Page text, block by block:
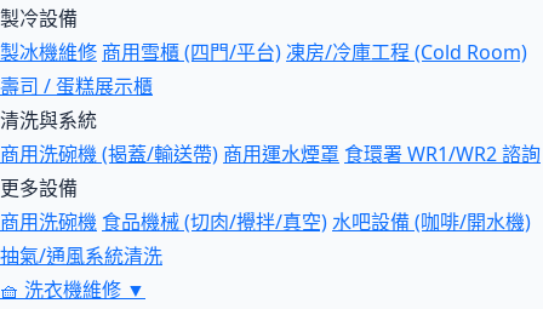
製冷設備
製冰機維修 商用雪櫃 (四門/平台)凍房/冷庫工程 (Cold Room)
壽司 / 蛋糕展示櫃
清洗與系統
商用洗碗機 (揭蓋/輸送帶) 商用運水煙罩 食環署 WR1/WR2 諮詢
更多設備
商用洗碗機 食品機械 (切肉/攪拌/真空)水吧設備 (咖啡/開水機)
抽氣/通風系統清洗
🧺 洗衣機維修 ▼